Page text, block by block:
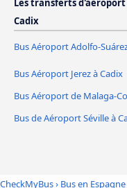
Les transferts
Cadix
Bus Aéroport Adolfo-
Bus Aéroport Jerez à Cadix
Bus Aéroport de Malaga-
Bus de Aéroport Séville à
CheckMyBus› Bus en Espagne